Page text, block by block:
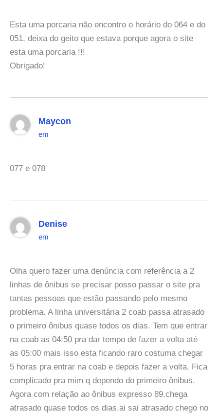
Esta uma porcaria não encontro o horário do 064 e do
051, deixa do geito que estava porque agora o site
esta uma porcaria !!!
Obrigado!
Maycon
em
077 e 078
Denise
em
Olha quero fazer uma denúncia com referência a 2
linhas de ônibus se precisar posso passar o site pra
tantas pessoas que estão passando pelo mesmo
problema. A linha universitária 2 coab passa atrasado
o primeiro ônibus quase todos os dias. Tem que entrar
na coab as 04:50 pra dar tempo de fazer a volta até
as 05:00 mais isso esta ficando raro costuma chegar
5 horas pra entrar na coab e depois fazer a volta. Fica
complicado pra mim q dependo do primeiro ônibus.
Agora com relação ao ônibus expresso 89.chega
atrasado quase todos os dias.ai sai atrasado chego no